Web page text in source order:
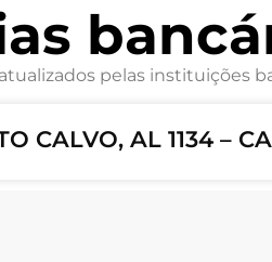
pelas instituições
CALVO, AL 1134 –